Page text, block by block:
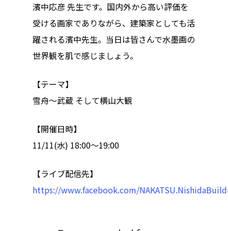
濱中応彦 先生です。国内外から高い評価を
受ける画家でありながら、建築家としても活
躍される濱中先生。当日は皆さんで水墨画の
世界観を肌で感じましょう。
【テーマ】
雪舟～武蔵 そして横山大観
【開催日時】
11/11(水) 18:00〜19:00
【ライブ配信先】
https://www.facebook.com/
Category
アクセス
お問い合わせ